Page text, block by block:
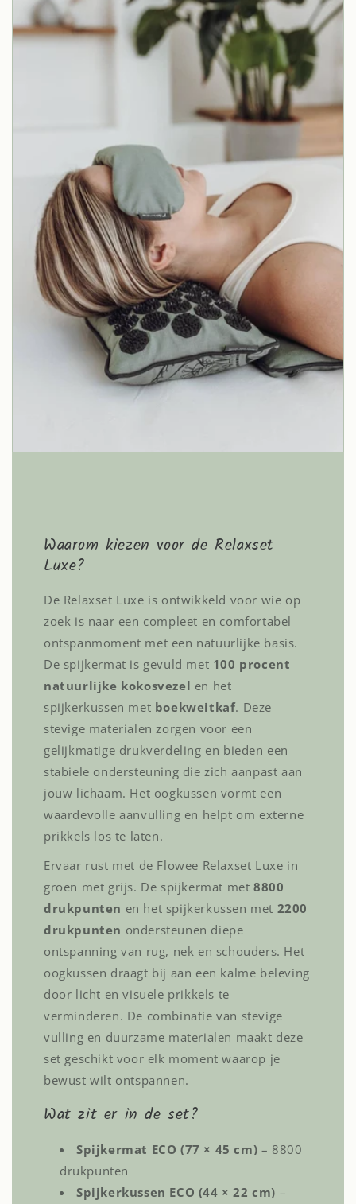
Waarom kiezen voor de Relaxset
Luxe?
De Relaxset Luxe is ontwikkeld voor wie op
zoek is naar een compleet en comfortabel
ontspanmoment met een natuurlijke basis.
De spijkermat is gevuld met 100 procent
natuurlijke kokosvezel en het
spijkerkussen met boekweitkaf. Deze
stevige materialen zorgen voor een
gelijkmatige drukverdeling en bieden een
stabiele ondersteuning die zich aanpast aan
jouw lichaam. Het oogkussen vormt een
waardevolle aanvulling en helpt om externe
prikkels los te laten.
Ervaar rust met de Flowee Relaxset Luxe in
groen met grijs. De spijkermat met8800
drukpunten en het spijkerkussen met 2200
drukpunten ondersteunen diepe
ontspanning van rug, nek en schouders. Het
oogkussen draagt bij aan een kalme beleving
door licht en visuele prikkels te
verminderen. De combinatie van stevige
vulling en duurzame materialen maakt deze
set geschikt voor elk moment waarop je
bewust wilt ontspannen.
Wat zit er in de set?
Spijkermat ECO (77 × 45 cm) – 8800
drukpunten
Spijkerkussen ECO (44 × 22 cm) –